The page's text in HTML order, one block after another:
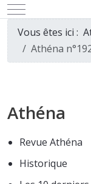
Mobile Menu
Vous êtes ici :
Athéna
Athéna
Revue Athéna
Historique